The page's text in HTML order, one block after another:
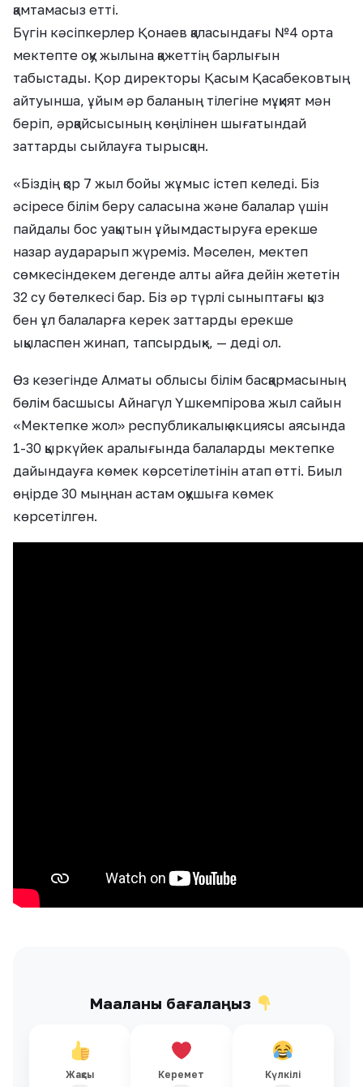
қамтамасыз етті.
Бүгін кәсіпкерлер Қонаев қаласындағы №4 орта
мектепте оқу жылына қажеттің барлығын
табыстады. Қор директоры Қасым Қасабековтың
айтуынша, ұйым әр баланың тілегіне мұқият мән
беріп, әрқайсысының көңілінен шығатындай
заттарды сыйлауға тырысқан.
«Біздің қор 7 жыл бойы жұмыс істеп келеді. Біз
әсіресе білім беру саласына және балалар үшін
пайдалы бос уақытын ұйымдастыруға ерекше
назар аударарып жүреміз. Мәселен, мектеп
сөмкесіндекем дегенде алты айға дейін жететін
32 су бөтелкесі бар. Біз әр түрлі сыныптағы қыз
бен ұл балаларға керек заттарды ерекше
ықыласпен жинап, тапсырдық», — деді ол.
Өз кезегінде Алматы облысы білім басқармасының
бөлім басшысы Айнагүл Үшкемпірова жыл сайын
«Мектепке жол» республикалық акциясы аясында
1-30 қыркүйек аралығында балаларды мектепке
дайындауға көмек көрсетілетінін атап өтті. Биыл
өңірде 30 мыңнан астам оқушыға көмек
көрсетілген.
Мақаланы бағалаңыз
Жақсы Керемет Күлкілі